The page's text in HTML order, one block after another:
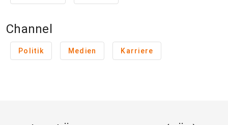
Channel
Politik Medien Karriere